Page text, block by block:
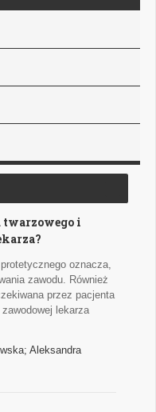
twarzowego i
oznacza,
zawodu. Również
przez pacjenta
lekarza
Aleksandra